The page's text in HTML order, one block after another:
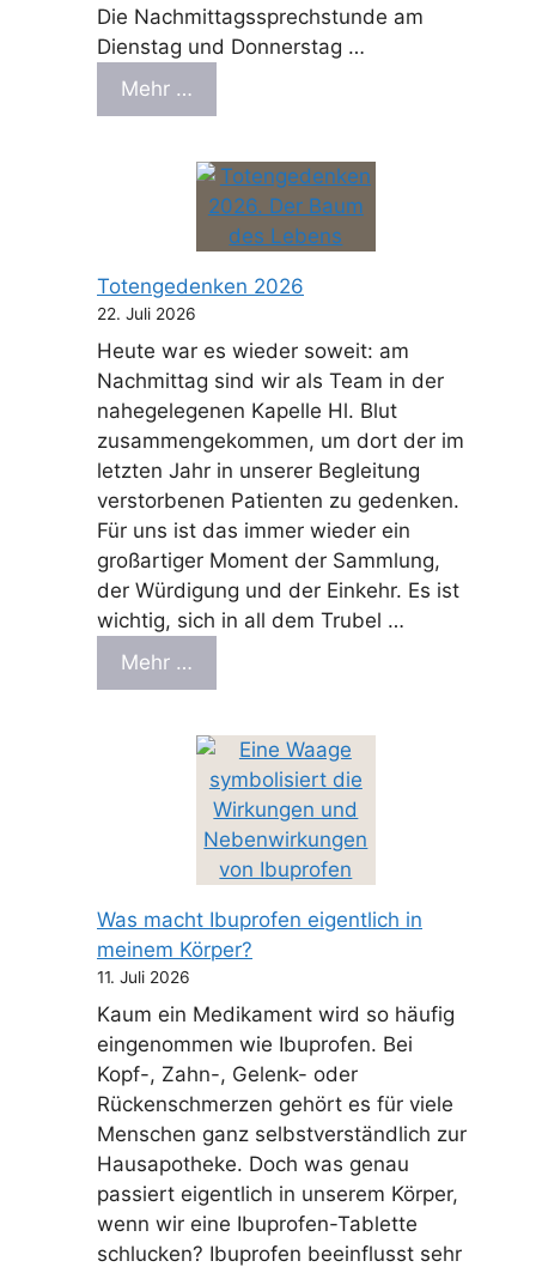
Die Nachmittagssprechstunde am
Dienstag und Donnerstag …
Mehr …
Totengedenken 2026
22. Juli 2026
Heute war es wieder soweit: am
Nachmittag sind wir als Team in der
nahegelegenen Kapelle Hl. Blut
zusammengekommen, um dort der im
letzten Jahr in unserer Begleitung
verstorbenen Patienten zu gedenken.
Für uns ist das immer wieder ein
großartiger Moment der Sammlung,
der Würdigung und der Einkehr. Es ist
wichtig, sich in all dem Trubel …
Mehr …
Was macht Ibuprofen eigentlich in
meinem Körper?
11. Juli 2026
Kaum ein Medikament wird so häufig
eingenommen wie Ibuprofen. Bei
Kopf-, Zahn-, Gelenk- oder
Rückenschmerzen gehört es für viele
Menschen ganz selbstverständlich zur
Hausapotheke. Doch was genau
passiert eigentlich in unserem Körper,
wenn wir eine Ibuprofen-Tablette
schlucken? Ibuprofen beeinflusst sehr